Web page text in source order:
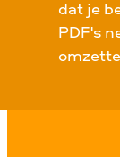
dat je
PDF's